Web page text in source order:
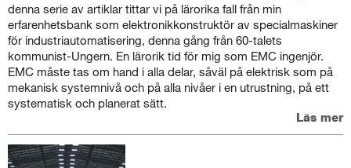
denna serie av artiklar tittar vi på lärorika fall från min
erfarenhetsbank som elektronikkonstruktör av specialmaskiner
för industriautomatisering, denna gång från 60-talets
kommunist-Ungern. En lärorik tid för mig som EMC ingenjör.
EMC måste tas om hand i alla delar, såväl på elektrisk som på
mekanisk systemnivå och på alla nivåer i en utrustning, på ett
systematisk och planerat sätt.
Läs mer